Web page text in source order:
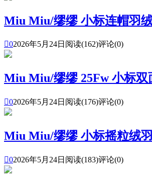
Miu Miu/缪缪 小标连帽羽
02026年5月24日 阅读(162)评论(0)
Miu Miu/缪缪 25Fw 小标双
02026年5月24日 阅读(176)评论(0)
Miu Miu/缪缪 小标摇粒绒
02026年5月24日 阅读(183)评论(0)